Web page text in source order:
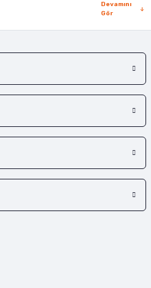
Devamını
Gör